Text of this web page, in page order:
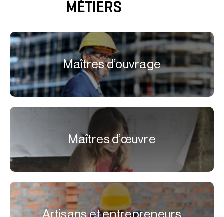
MÉTIERS
Maîtres d’ouvrage
Maîtres d’œuvre
Artisans et entrepreneurs